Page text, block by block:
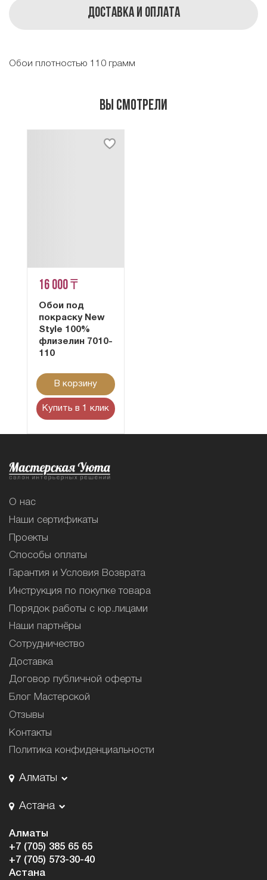
Доставка и оплата
Обои плотностью 110 грамм
Вы смотрели
16 000 ₸
Обои под
покраску New
Style 100%
флизелин 7010-
110
В корзину
Купить в 1 клик
О нас
Наши сертификаты
Проекты
Способы оплаты
Гарантия и Условия Возврата
Инструкция по покупке товара
Порядок работы с юр.лицами
Наши партнёры
Сотрудничество
Доставка
Договор публичной оферты
Блог Мастерской
Отзывы
Контакты
Политика конфиденциальности
Алматы
Астана
Алматы
+7 (705) 385 65 65
+7 (705) 573-30-40
Астана